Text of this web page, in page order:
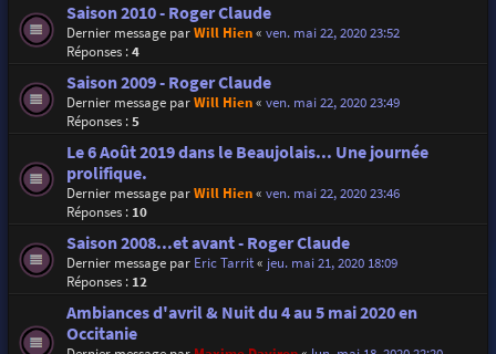
Saison 2010 - Roger Claude
Dernier message parWill Hien« ven. mai 22, 2020 23:52
Réponses :4
Saison 2009 - Roger Claude
Dernier message parWill Hien« ven. mai 22, 2020 23:49
Réponses :5
Le 6 Août 2019 dans le Beaujolais... Une journée
prolifique.
Dernier message parWill Hien« ven. mai 22, 2020 23:46
Réponses : 10
Saison 2008...et avant - Roger Claude
Dernier message par Eric Tarrit« jeu. mai 21, 2020 18:09
Réponses : 12
Ambiances d'avril & Nuit du 4 au 5 mai 2020 en
Occitanie